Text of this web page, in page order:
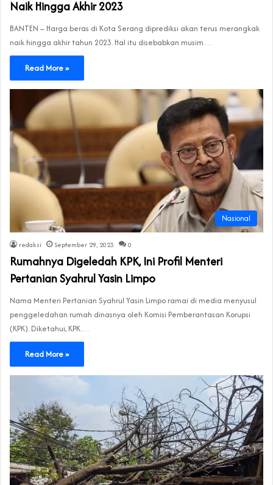
Naik Hingga Akhir 2023
BANTEN – Harga beras di Kota Serang diprediksi akan terus merangkak
naik hingga akhir tahun 2023. Hal itu disebabkan musim…
Read More »
Nasional
redaksi September 29, 2023 0
Rumahnya Digeledah KPK, Ini Profil Menteri
Pertanian Syahrul Yasin Limpo
Nama Menteri Pertanian Syahrul Yasin Limpo ramai di media menyusul
penggeledahan rumah dinasnya oleh Komisi Pemberantasan Korupsi
(KPK). Diketahui, KPK…
Read More »